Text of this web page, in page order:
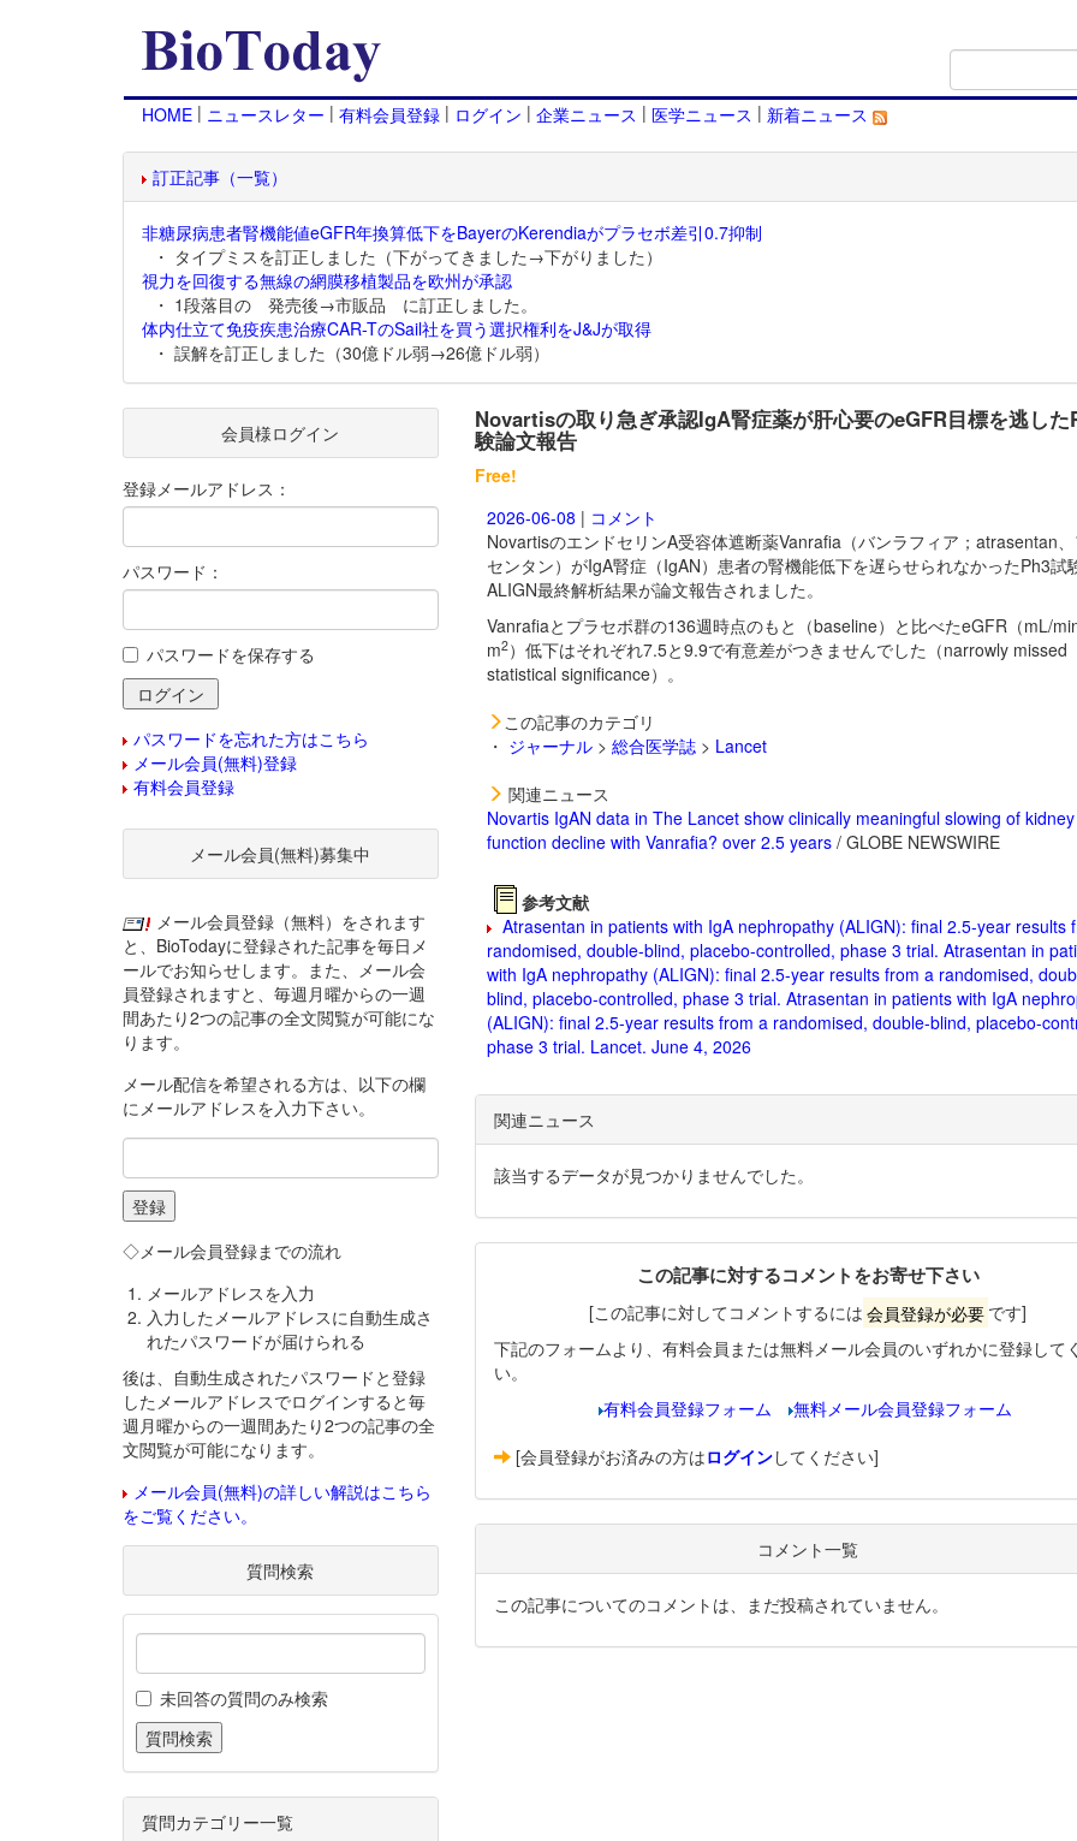
HOME | ニュースレター | 有料会員登録 | ログイン | 企業ニュース | 医学ニュース | 新着ニュース
訂正記事（一覧）
非糖尿病患者腎機能値eGFR年換算低下をBayerのKerendiaがプラセボ差引0.7抑制
・ タイプミスを訂正しました（下がってきました→下がりました）
視力を回復する無線の網膜移植製品を欧州が承認
・ 1段落目の 発売後→市販品 に訂正しました。
体内仕立て免疫疾患治療CAR-TのSail社を買う選択権利をJ&Jが取得
・ 誤解を訂正しました（30億ドル弱→26億ドル弱）
Novartisの取り急ぎ承認IgA腎症薬が肝心要のeGFR目標を逃した
験論文報告
Free!
2026-06-08 | コメント
NovartisのエンドセリンA受容体遮断薬Vanrafia（バンラフィア；atrasentan
センタン）がIgA腎症（IgAN）患者の腎機能低下を遅らせられなかったPh3試
ALIGN最終解析結果が論文報告されました。
Vanrafiaとプラセボ群の136週時点のもと（baseline）と比べたeGFR（mL/
m2）低下はそれぞれ7.5と9.9で有意差がつきませんでした（narrowly missed
statistical significance）。
この記事のカテゴリ
・ ジャーナル> 総合医学誌> Lancet
関連ニュース
Novartis IgAN data in The Lancet show clinically meaningful slowing of kidney
function decline with Vanrafia? over 2.5 years/ GLOBE NEWSWIRE
参考文献
Atrasentan in patients with IgA nephropathy (ALIGN): final 2.5-year results
randomised, double-blind, placebo-controlled, phase 3 trial. Atrasentan in
with IgA nephropathy (ALIGN): final 2.5-year results from a randomised,
blind, placebo-controlled, phase 3 trial. Atrasentan in patients with IgA
(ALIGN): final 2.5-year results from a randomised, double-blind, placebo-
phase 3 trial. Lancet. June 4, 2026
関連ニュース
該当するデータが見つかりませんでした。
この記事に対するコメントをお寄せ下さい
[この記事に対してコメントするには 会員登録が必要 です]
下記のフォームより、有料会員または無料メール会員のいずれかに登録して
い。
有料会員登録フォーム
無料メール会員登録フォーム
[会員登録がお済みの方はログインしてください]
コメント一覧
この記事についてのコメントは、まだ投稿されていません。
会員様ログイン
登録メールアドレス：
パスワード：
パスワードを保存する
パスワードを忘れた方はこちら
メール会員(無料)登録
有料会員登録
メール会員(無料)募集中
メール会員登録（無料）をされます
と、BioTodayに登録された記事を毎日メ
ールでお知らせします。また、メール会
員登録されますと、毎週月曜からの一週
間あたり2つの記事の全文閲覧が可能にな
ります。
メール配信を希望される方は、以下の欄
にメールアドレスを入力下さい。
◇メール会員登録までの流れ
メールアドレスを入力
入力したメールアドレスに自動生成さ
れたパスワードが届けられる
後は、自動生成されたパスワードと登録
したメールアドレスでログインすると毎
週月曜からの一週間あたり2つの記事の全
文閲覧が可能になります。
メール会員(無料)の詳しい解説はこちら
をご覧ください。
質問検索
未回答の質問のみ検索
質問カテゴリー一覧